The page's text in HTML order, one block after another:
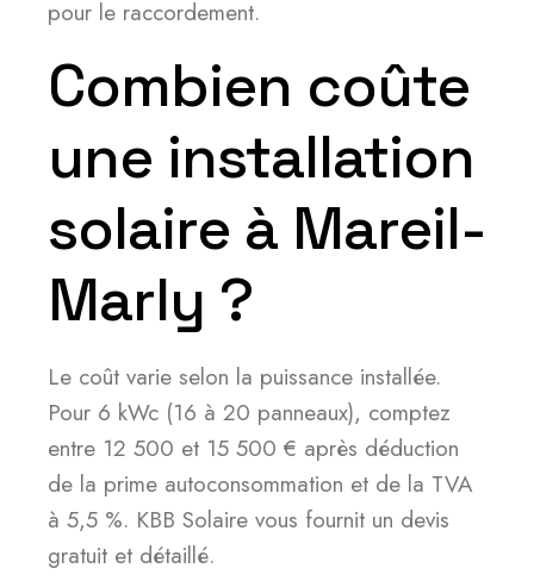
pour le raccordement.
Combien coûte
une installation
solaire à Mareil-
Marly ?
Le coût varie selon la puissance installée.
Pour 6 kWc (16 à 20 panneaux), comptez
entre 12 500 et 15 500 € après déduction
de la prime autoconsommation et de la TVA
à 5,5 %. KBB Solaire vous fournit un devis
gratuit et détaillé.